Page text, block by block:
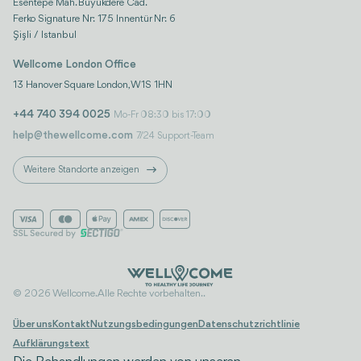
Esentepe Mah. Büyükdere Cad.
Ferko Signature Nr: 175 Innentür Nr: 6
Şişli / Istanbul
Wellcome London Office
13 Hanover Square London, W1S 1HN
+44 740 394 0025 Mo-Fr 08:30 bis 17:00
help@thewellcome.com 7/24 Support-Team
Weitere Standorte anzeigen
© 2026 Wellcome. Alle Rechte vorbehalten..
Über uns Kontakt Nutzungsbedingungen Datenschutzrichtlinie
Aufklärungstext